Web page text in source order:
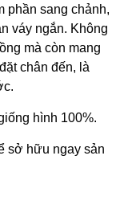
phần sang chảnh,
váy ngắn. Không
mà còn mang
chân đến, là
hình 100%.
sở hữu ngay sản